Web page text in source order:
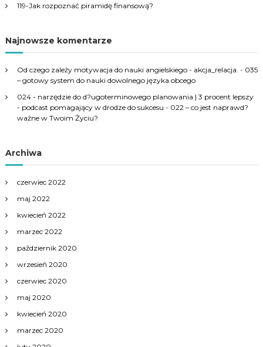
119-Jak rozpoznać piramidę finansową?
Najnowsze komentarze
Od czego zależy motywacja do nauki angielskiego - akcja_relacja. - 035
– gotowy system do nauki dowolnego języka obcego
024 - narzędzie do d?ugoterminowego planowania | 3 procent lepszy
- podcast pomagający w drodze do sukcesu - 022 – co jest naprawd?
ważne w Twoim Życiu?
Archiwa
czerwiec 2022
maj 2022
kwiecień 2022
marzec 2022
październik 2020
wrzesień 2020
czerwiec 2020
maj 2020
kwiecień 2020
marzec 2020